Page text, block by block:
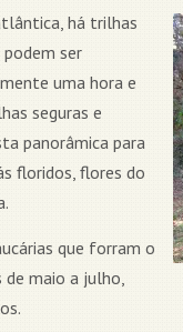
há trilhas
ser
uma hora e
seguras e
panorâmica para
floridos, flores do
que forram o
de maio a julho,